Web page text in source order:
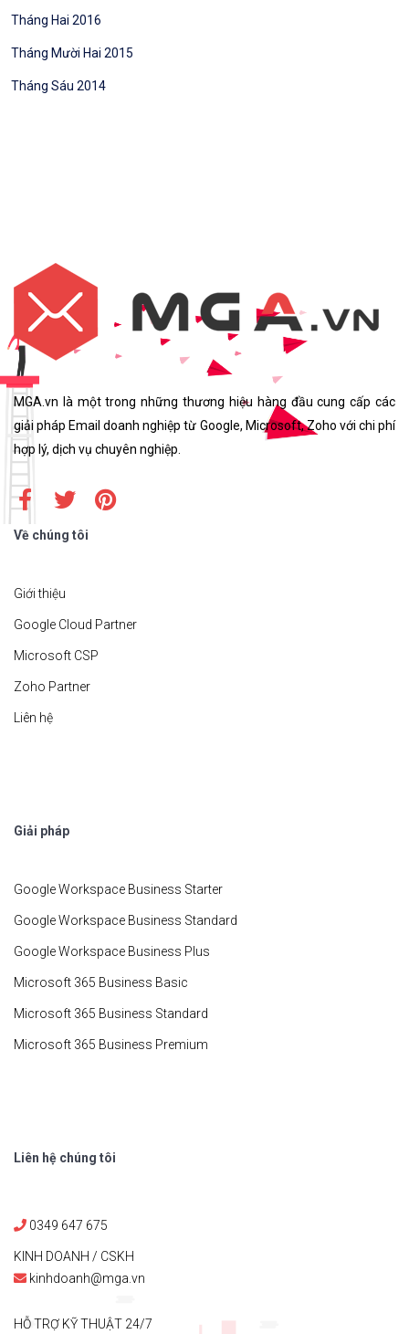
Tháng Hai 2016
Tháng Mười Hai 2015
Tháng Sáu 2014
MGA.vn là một trong những thương hiệu hàng đầu cung cấp các
giải pháp Email doanh nghiệp từ Google, Microsoft, Zoho với chi phí
hợp lý, dịch vụ chuyên nghiệp.
Về chúng tôi
Giới thiệu
Google Cloud Partner
Microsoft CSP
Zoho Partner
Liên hệ
Giải pháp
Google Workspace Business Starter
Google Workspace Business Standard
Google Workspace Business Plus
Microsoft 365 Business Basic
Microsoft 365 Business Standard
Microsoft 365 Business Premium
Liên hệ chúng tôi
0349 647 675
KINH DOANH / CSKH
kinhdoanh@mga.vn
HỖ TRỢ KỸ THUẬT 24/7